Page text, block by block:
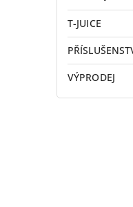
T-JUICE
VÝPRODEJ